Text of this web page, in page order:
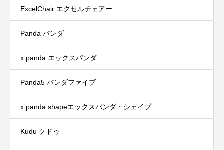
ExcelChair エクセルチェアー
Panda パンダ
x:panda エックスパンダ
Panda5 パンダファイブ
x:panda shapeエックスパンダ・シェイプ
Kudu クドゥ